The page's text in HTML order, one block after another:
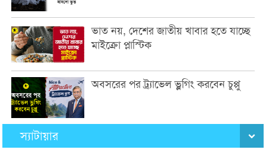
ভাত নয়, দেশের জাতীয় খাবার হতে যাচ্ছে
মাইক্রো প্লাস্টিক
অবসরের পর ট্র্যাভেল ভ্লগিং করবেন চুপ্পু
স্যাটায়ার